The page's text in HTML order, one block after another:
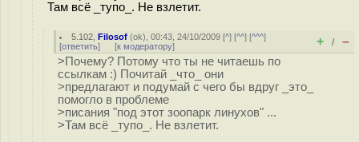
Там всё _тупо_. Не взлетит.
5.102 ,Filosof (ok), 00:43, 24/10/2009 [^] [^^] [^^^]
[ответить] [к модератору] + / –
>Почему? Потому что ты не читаешь по
ссылкам :) Почитай _что_ они
>предлагают и подумай с чего бы вдруг _это_
помогло в проблеме
>писания "под этот зоопарк линухов" ...
>Там всё _тупо_. Не взлетит.